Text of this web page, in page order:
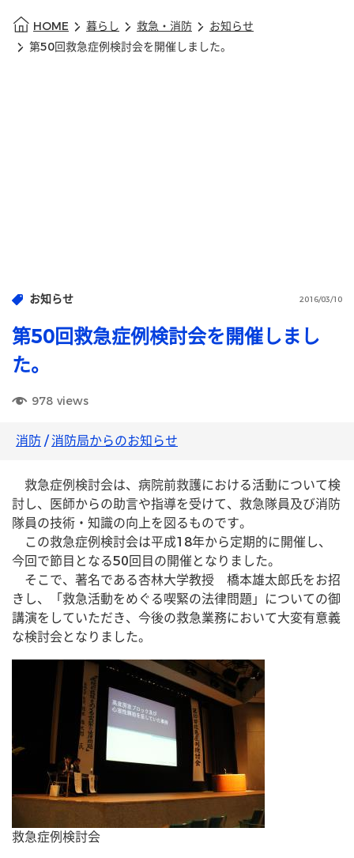
HOME 暮らし 救急・消防
お知らせ
第50回救急症例検討会を開催しました。
お知らせ 2016/03/10
第50回救急症例検討会を開催しまし
た。
978 views
消防/消防局からのお知らせ
救急症例検討会は、病院前救護における活動について検
討し、医師からの助言や指導を受けて、救急隊員及び消防
隊員の技術・知識の向上を図るものです。
この救急症例検討会は平成18年から定期的に開催し、
今回で節目となる50回目の開催となりました。
そこで、著名である杏林大学教授 橋本雄太郎氏をお招
きし、「救急活動をめぐる喫緊の法律問題」についての御
講演をしていただき、今後の救急業務において大変有意義
な検討会となりました。
救急症例検討会